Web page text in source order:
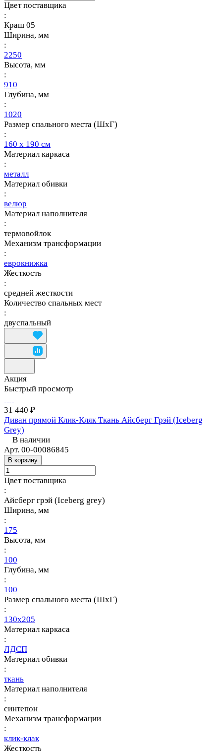
Цвет поставщика
:
Краш 05
Ширина, мм
:
2250
Высота, мм
:
910
Глубина, мм
:
1020
Размер спального места (ШхГ)
:
160 х 190 см
Материал каркаса
:
металл
Материал обивки
:
велюр
Материал наполнителя
:
термовойлок
Механизм трансформации
:
еврокнижка
Жесткость
:
средней жесткости
Количество спальных мест
:
двуспальный
Акция
Быстрый просмотр
31 440 ₽
Диван прямой Клик-Кляк Ткань Айсберг Грэй (Iceberg
Grey)
В наличии
Арт. 00-00086845
В корзину
Цвет поставщика
:
Айсберг грэй (Iceberg grey)
Ширина, мм
:
175
Высота, мм
:
100
Глубина, мм
:
100
Размер спального места (ШхГ)
:
130х205
Материал каркаса
:
ЛДСП
Материал обивки
:
ткань
Материал наполнителя
:
синтепон
Механизм трансформации
:
клик-клак
Жесткость